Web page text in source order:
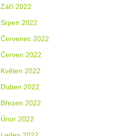
Září 2022
Srpen 2022
Červenec 2022
Červen 2022
Květen 2022
Duben 2022
Březen 2022
Únor 2022